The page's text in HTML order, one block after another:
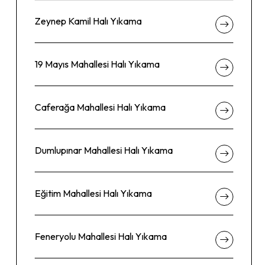
Zeynep Kamil Halı Yıkama
19 Mayıs Mahallesi Halı Yıkama
Caferağa Mahallesi Halı Yıkama
Dumlupınar Mahallesi Halı Yıkama
Eğitim Mahallesi Halı Yıkama
Feneryolu Mahallesi Halı Yıkama